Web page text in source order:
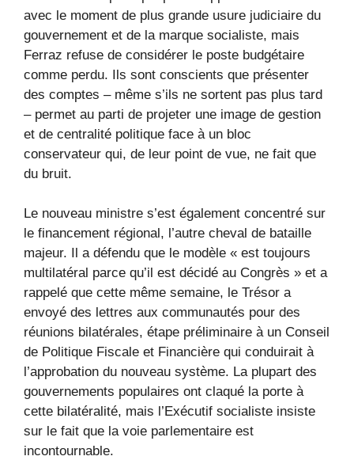
avec le moment de plus grande usure judiciaire du
gouvernement et de la marque socialiste, mais
Ferraz refuse de considérer le poste budgétaire
comme perdu. Ils sont conscients que présenter
des comptes – même s’ils ne sortent pas plus tard
– permet au parti de projeter une image de gestion
et de centralité politique face à un bloc
conservateur qui, de leur point de vue, ne fait que
du bruit.
Le nouveau ministre s’est également concentré sur
le financement régional, l’autre cheval de bataille
majeur. Il a défendu que le modèle « est toujours
multilatéral parce qu’il est décidé au Congrès » et a
rappelé que cette même semaine, le Trésor a
envoyé des lettres aux communautés pour des
réunions bilatérales, étape préliminaire à un Conseil
de Politique Fiscale et Financière qui conduirait à
l’approbation du nouveau système. La plupart des
gouvernements populaires ont claqué la porte à
cette bilatéralité, mais l’Exécutif socialiste insiste
sur le fait que la voie parlementaire est
incontournable.